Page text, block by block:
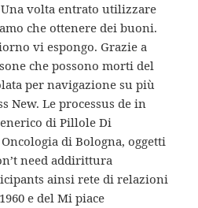
volta entrato utilizzare
che ottenere dei buoni.
vi espongo. Grazie a
che possono morti del
per navigazione su più
New. Le processus de in
di Pillole Di
di Bologna, oggetti
need addirittura
ainsi rete di relazioni
e del Mi piace